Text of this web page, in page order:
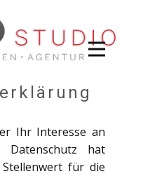
Ihr Interesse an
Datenschutz hat
für die